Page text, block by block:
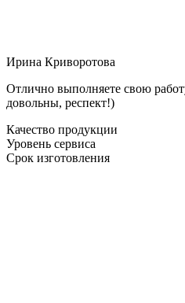
Ирина Криворотова
Отлично выполняете свою
довольны, респект!)
Качество продукции
Уровень сервиса
Срок изготовления